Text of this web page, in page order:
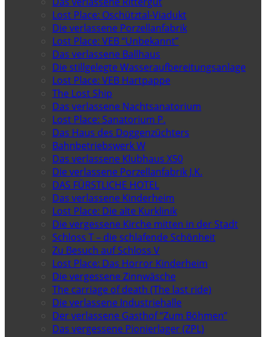
Lost Place: Oschütztal-Viadukt
Die verlassene Porzellanfabrik
Lost Place: VEB “Unbekannt”
Das verlassene Ballhaus
Die stillgelegte Wasseraufbereitungsanlage
Lost Place: VEB Hartpappe
The Lost Ship
Das verlassene Nachtsanatorium
Lost Place: Sanatorium P.
Das Haus des Doggenzüchters
Bahnbetriebswerk W
Das verlassene Klubhaus X50
Die verlassene Porzellanfabrik J.K.
DAS FÜRSTLICHE HOTEL
Das verlassene Kinderheim
Lost Place: Die alte Kurklinik
Die vergessene Kirche mitten in der Stadt
Schloss T – die schlafende Schönheit
Zu Besuch auf Schloss V
Lost Place: Das Horror Kinderheim
Die vergessene Zinnwäsche
The carriage of death (The last ride)
Die verlassene Industriehalle
Der verlassene Gasthof “Zum Böhmen”
Das vergessene Pionierlager (ZPL)